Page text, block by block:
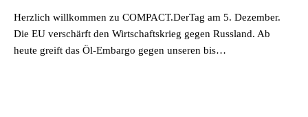
Herzlich willkommen zu COMPACT.DerTag am 5. Dezember.
Die EU verschärft den Wirtschaftskrieg gegen Russland. Ab
heute greift das Öl-Embargo gegen unseren bis…